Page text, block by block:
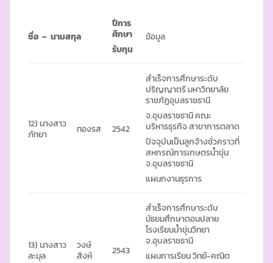
ชื่อ – นามสกุล
ปีการ
ศึกษา
รับทุน
ข้อมูล
12) นางสาว
ภัทยา
ทองรส 2542
สำเร็จการศึกษาระดับ
ปริญญาตรี มหาวิทยาลัย
ราชภัฏอุบลราชธานี
จ.อุบลราชธานี คณะ
บริหารธุรกิจ สาขาการตลาด
ปัจจุบันเป็นลูกจ้างชั่วคราวที่
สหกรณ์การเกษตรน้ำขุ่น
จ.อุบลราชธานี
แผนกงานธุรการ
13) นางสาว
ละมุล
วงษ์
สิงห์
2543
สำเร็จการศึกษาระดับ
มัธยมศึกษาตอนปลาย
โรงเรียนน้ำขุ่นวิทยา
จ.อุบลราชธานี
แผนการเรียน วิทย์-คณิต